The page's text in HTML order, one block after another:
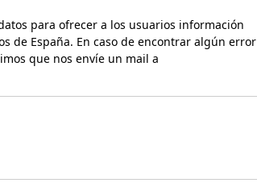
para ofrecer a los usuarios información
de España. En caso de encontrar algún error
que nos envíe un mail a